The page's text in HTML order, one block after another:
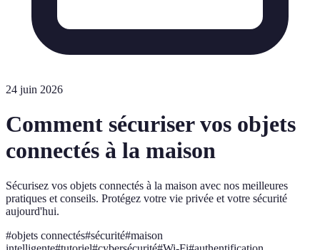
24 juin 2026
Comment sécuriser vos objets
connectés à la maison
Sécurisez vos objets connectés à la maison avec nos meilleures
pratiques et conseils. Protégez votre vie privée et votre sécurité
aujourd'hui.
#objets connectés#sécurité#maison